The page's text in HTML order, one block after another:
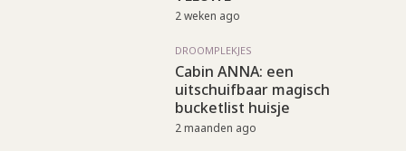
2 weken ago
DROOMPLEKJES
Cabin ANNA: een
uitschuifbaar magisch
bucketlist huisje
2 maanden ago